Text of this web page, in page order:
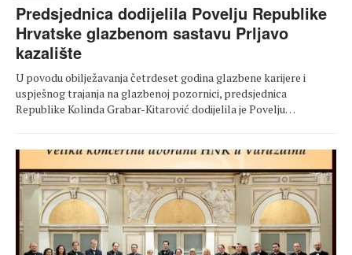
Predsjednica dodijelila Povelju Republike
Hrvatske glazbenom sastavu Prljavo
kazalište
U povodu obilježavanja četrdeset godina glazbene karijere i
uspješnog trajanja na glazbenoj pozornici, predsjednica
Republike Kolinda Grabar-Kitarović dodijelila je Povelju…